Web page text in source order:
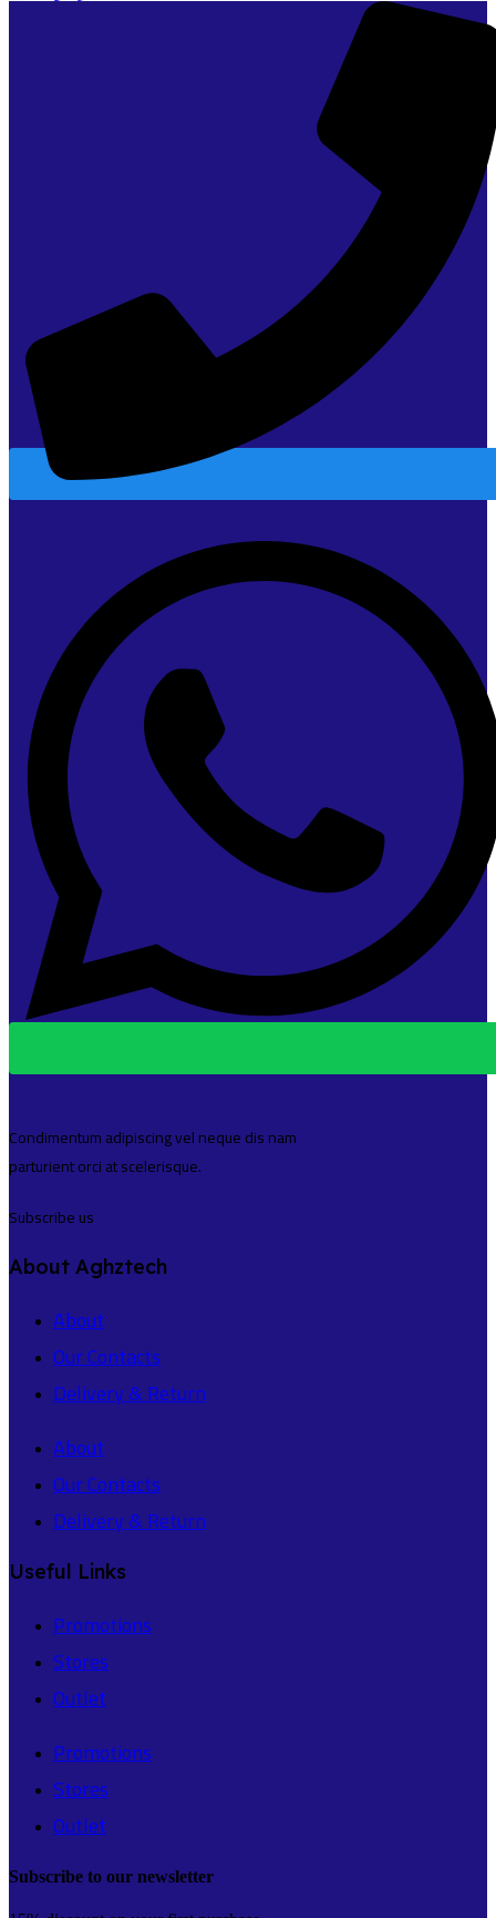
Condimentum adipiscing vel neque dis nam
parturient orci at scelerisque.
Subscribe us
About Aghztech
About
Our Contacts
Delivery & Return
About
Our Contacts
Delivery & Return
Useful Links
Promotions
Stores
Outlet
Promotions
Stores
Outlet
Subscribe to our newsletter